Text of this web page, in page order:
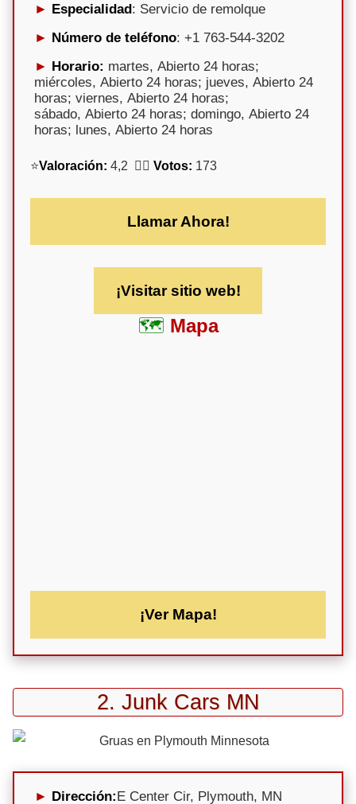
Especialidad: Servicio de remolque
Número de teléfono: +1 763-544-3202
Horario: martes, Abierto 24 horas;
miércoles, Abierto 24 horas; jueves, Abierto 24
horas; viernes, Abierto 24 horas;
sábado, Abierto 24 horas; domingo, Abierto 24
horas; lunes, Abierto 24 horas
⭐Valoración: 4,2 🕵️‍♀️ Votos: 173
Llamar Ahora!
¡Visitar sitio web!
Mapa
¡Ver Mapa!
2. Junk Cars MN
Dirección:E Center Cir, Plymouth, MN